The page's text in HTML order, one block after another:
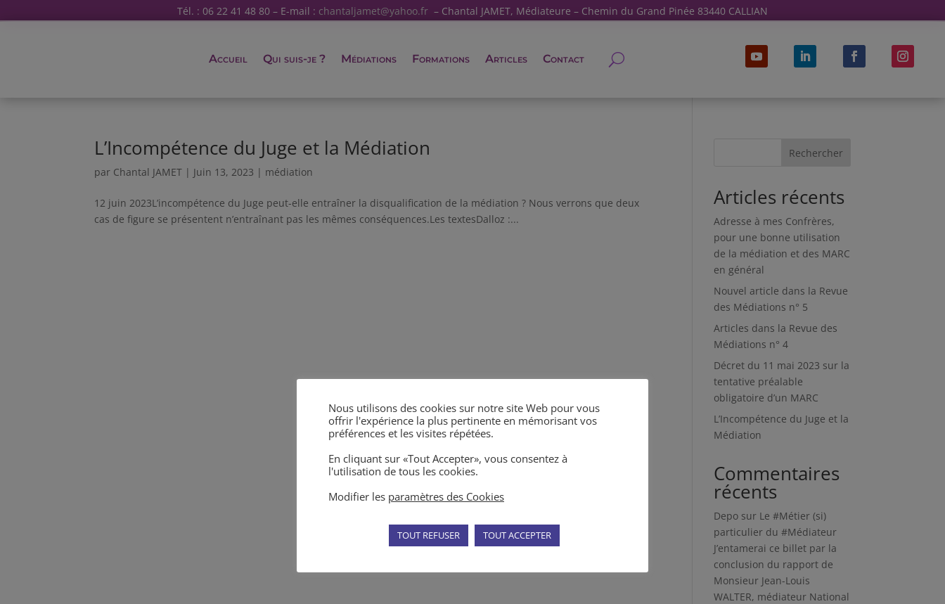
Tél. : 06 22 41 48 80 – E-mail : chantaljamet@yahoo.fr – Chantal JAMET, Médiateure – Chemin du Grand Pinée 83440 CALLIAN
Accueil Qui suis-je ? Médiations Formations Articles Contact
L’Incompétence du Juge et la Médiation
par Chantal JAMET | Juin 13, 2023 | médiation
12 juin 2023L’incompétence du Juge peut-elle entraîner la disqualification de la médiation ? Nous verrons que deux
cas de figure se présentent n’entraînant pas les mêmes conséquences.Les textesDalloz :...
Rechercher
Articles récents
Adresse à mes Confrères,
pour une bonne utilisation
de la médiation et des MARC
en général
Nouvel article dans la Revue
des Médiations n° 5
Articles dans la Revue des
Médiations n° 4
Décret du 11 mai 2023 sur la
tentative préalable
obligatoire d’un MARC
L’Incompétence du Juge et la
Médiation
Commentaires
récents
Depo sur Le #Métier (si)
particulier du #Médiateur
J’entamerai ce billet par la
conclusion du rapport de
Monsieur Jean-Louis
WALTER, médiateur National
Nous utilisons des cookies sur notre site Web pour vous
offrir l'expérience la plus pertinente en mémorisant vos
préférences et les visites répétées.
En cliquant sur «Tout Accepter», vous consentez à
l'utilisation de tous les cookies.
Modifier les paramètres des Cookies
TOUT REFUSER TOUT ACCEPTER